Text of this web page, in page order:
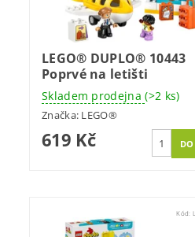
LEGO® DUPLO® 10443
Poprvé na letišti
Skladem prodejna(>2 ks)
Značka: LEGO®
619 Kč
Kód: